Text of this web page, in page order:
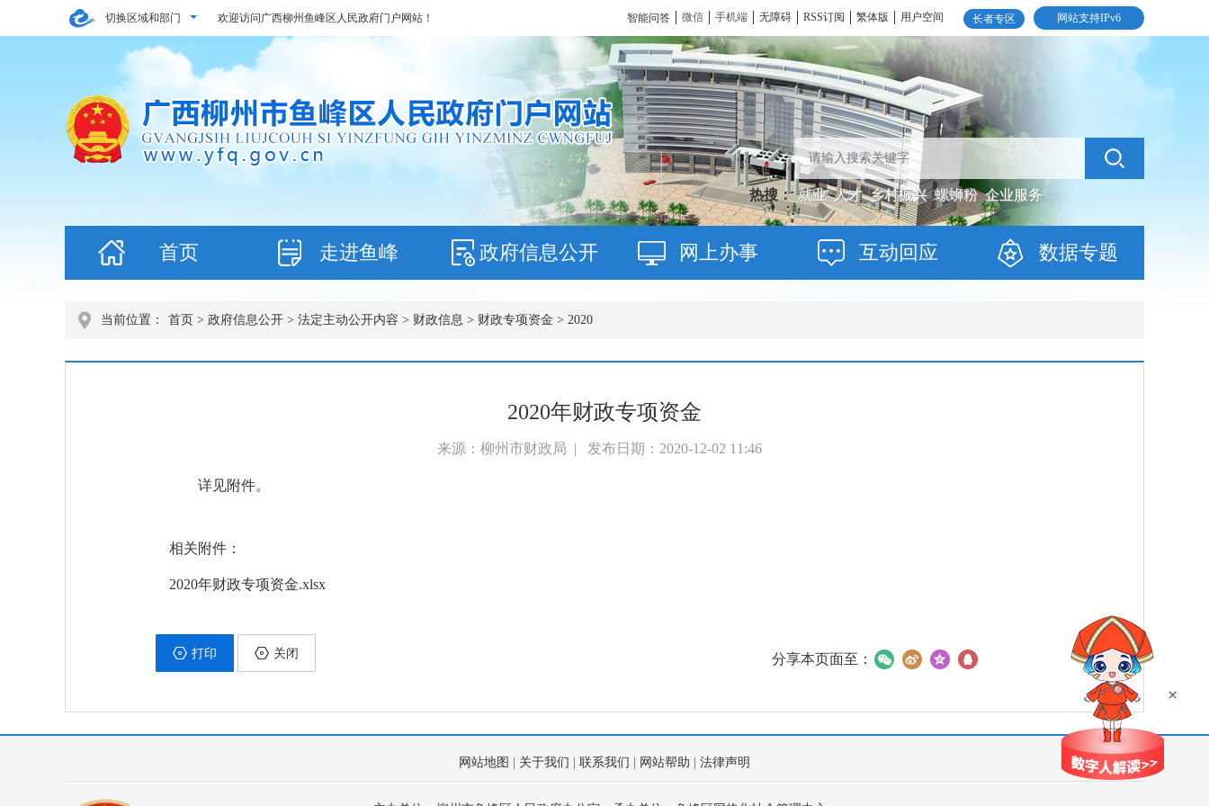
切换区域和部门 网站支持IPv6
长者专区
智能问答 微信 手机端 无障碍 RSS订阅 繁体版 用户空间
欢迎访问广西柳州鱼峰区人民政府门户网站！
热搜： 就业 人才 乡村振兴 螺蛳粉 企业服务
首页 走进鱼峰 政府信息公开 网上办事 互动回应 数据专题
当前位置： 首页 > 政府信息公开 > 法定主动公开内容 > 财政信息 > 财政专项资金 > 2020
2020年财政专项资金
来源：柳州市财政局 | 发布日期：2020-12-02 11:46
详见附件。
相关附件：
2020年财政专项资金.xlsx
打印 关闭 分享本页面至：
×
网站地图 关于我们 联系我们 网站帮助 法律声明